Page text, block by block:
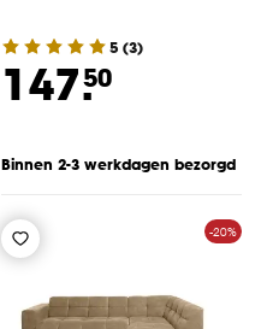
5 (3)
147.50
Binnen 2-3 werkdagen bezorgd
-20%